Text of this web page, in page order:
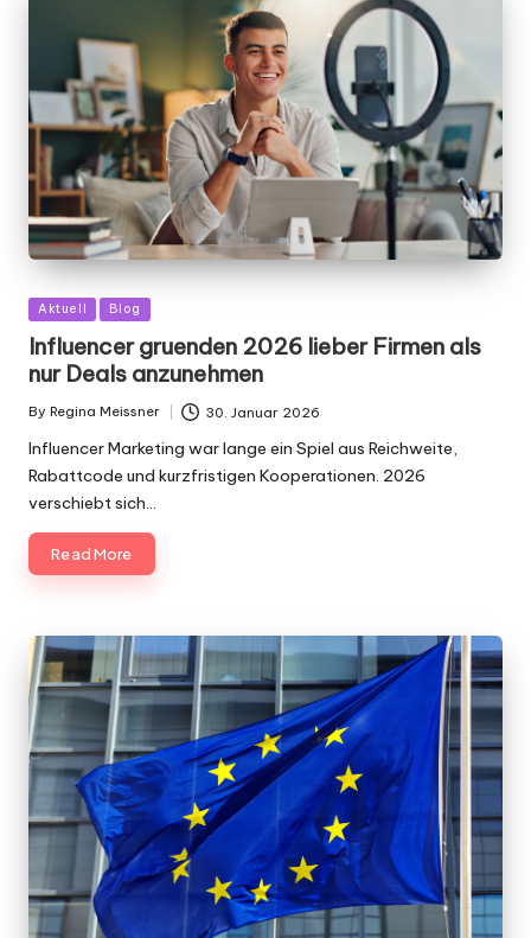
Posted
Aktuell Blog
Influencer gruenden 2026 lieber Firmen als
nur Deals anzunehmen
Posted
By Regina Meissner 30. Januar 2026
Influencer Marketing war lange ein Spiel aus Reichweite,
Rabattcode und kurzfristigen Kooperationen. 2026
verschiebt sich…
Read More